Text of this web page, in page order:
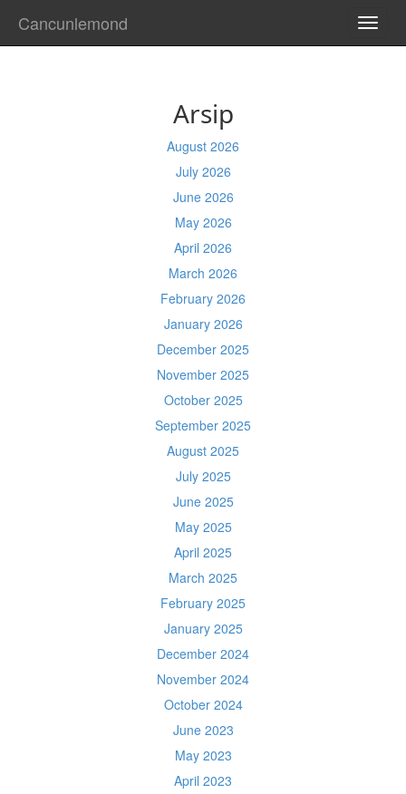
Cancunlemond
Arsip
August 2026
July 2026
June 2026
May 2026
April 2026
March 2026
February 2026
January 2026
December 2025
November 2025
October 2025
September 2025
August 2025
July 2025
June 2025
May 2025
April 2025
March 2025
February 2025
January 2025
December 2024
November 2024
October 2024
June 2023
May 2023
April 2023